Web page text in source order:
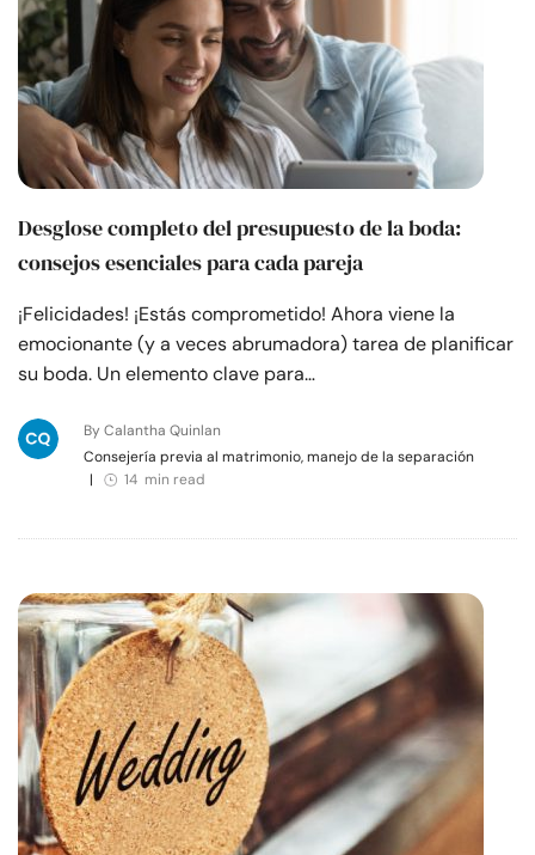
Desglose completo del presupuesto de la boda:
consejos esenciales para cada pareja
¡Felicidades! ¡Estás comprometido! Ahora viene la
emocionante (y a veces abrumadora) tarea de planificar
su boda. Un elemento clave para…
By Calantha Quinlan
Consejería previa al matrimonio, manejo de la separación
|
14 min read